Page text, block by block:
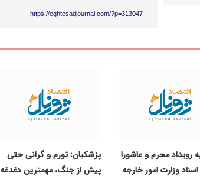
https://eghtesadjournal.com/?p=313047
رویداد محرم و عاشورا
اسناد وزارت امور خارجه
پزشکیان: تورم و گرانی حتی
پیش از جنگ، مهمترین دغدغه